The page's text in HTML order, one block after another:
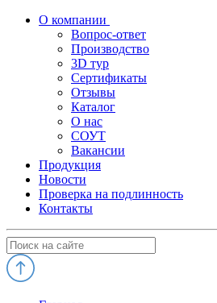
О компании
Вопрос-ответ
Производство
3D тур
Сертификаты
Отзывы
Каталог
О нас
СОУТ
Вакансии
Продукция
Новости
Проверка на подлинность
Контакты